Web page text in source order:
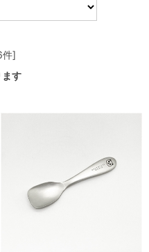
件]
す